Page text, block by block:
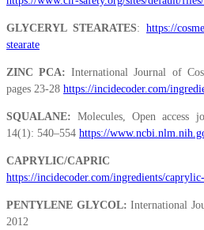
GLYCERYL STEARATES: https://
stearate
ZINC PCA: International Journal of
pages 23-28 https://incidecoder.com/
SQUALANE: Molecules, Open access
14(1): 540–554 https://
CAPRYLIC/CAPRIC
https://incidecoder.com/ingredients/
PENTYLENE GLYCOL: International
2012